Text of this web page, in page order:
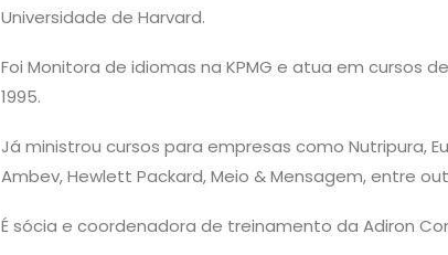
Universidade de Harvard.
Foi Monitora de idiomas na KPMG e atua em cursos
1995.
Já ministrou cursos para empresas como Nutripura,
Ambev, Hewlett Packard, Meio & Mensagem, entre
É sócia e coordenadora de treinamento da Adiron